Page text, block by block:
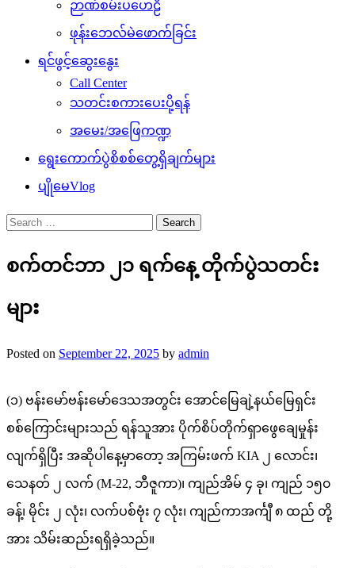
ဉာဏ်စမ်းပဟေဠိ
ဖုန်းဘေလ်မဲဖောက်ခြင်း
ရင်ဖွင့်ဆွေးနွေး
Call Center
သတင်းစကားပေးပို့ရန်
အမေး/အဖြေကဏ္ဍ
ရွေးကောက်ပွဲစိစစ်တွေ့ရှိချက်များ
ပျိုမေVlog
Search
for:
စက်တင်ဘာ ၂၁ ရက်နေ့ တိုက်ပွဲသတင်း
များ
Posted on September 22, 2025 by admin
(၁) ဗန်းမော်ဗန်းမော်ဒေသအတွင်း အောင်မြေချဲ့နယ်မြေရှင်း
စစ်ကြောင်းများသည် ရန်သူအား ပိုက်စိပ်တိုက်ရှာဖွေချေမှုန်း
လျက်ရှိပြီး အဆိုပါနေ့မှာတော့ အကြမ်းဖက် KIA ၂ လောင်း၊
သေနတ် ၂ လက် (M-22, ဘီဇူကာ)၊ ကျည်အိမ် ၄ ခု၊ ကျည် ၁၅၀
ခန့်၊ မိုင်း ၂ လုံး၊ လက်ပစ်ဗုံး ၇ လုံး၊ ကျည်ကာအင်္ကျီ ၈ ထည် တို့
အား သိမ်းဆည်းရရှိခဲ့သည်။